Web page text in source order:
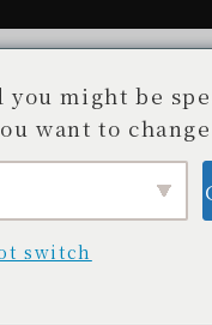
Available stores
取扱い店舗一覧
you might be
want to
switch